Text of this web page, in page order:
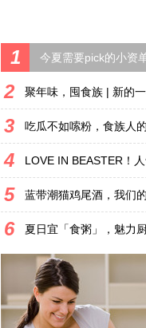
1
2
3 吃瓜不如嗦粉，食族人
4
5 蓝带潮猫鸡尾酒，我们
6